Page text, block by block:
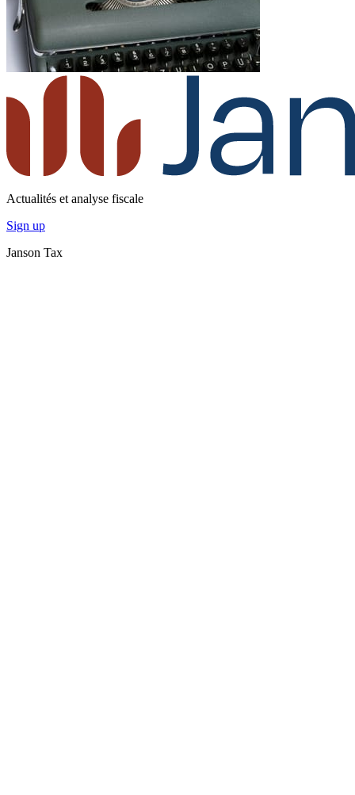
Actualités et analyse fiscale
Sign up
Janson Tax